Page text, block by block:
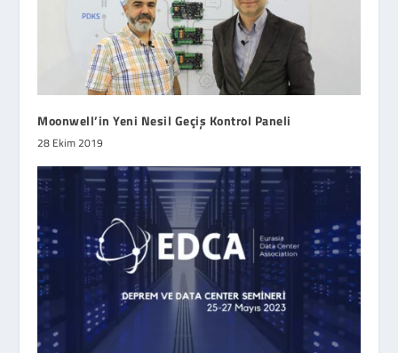
Moonwell’in Yeni Nesil Geçiş Kontrol Paneli
28 Ekim 2019